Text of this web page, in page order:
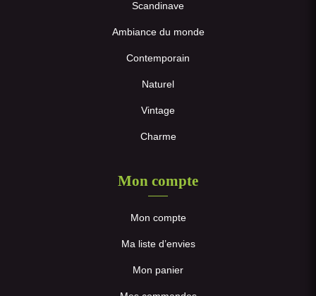
Scandinave
Ambiance du monde
Contemporain
Naturel
Vintage
Charme
Mon compte
Mon compte
Ma liste d’envies
Mon panier